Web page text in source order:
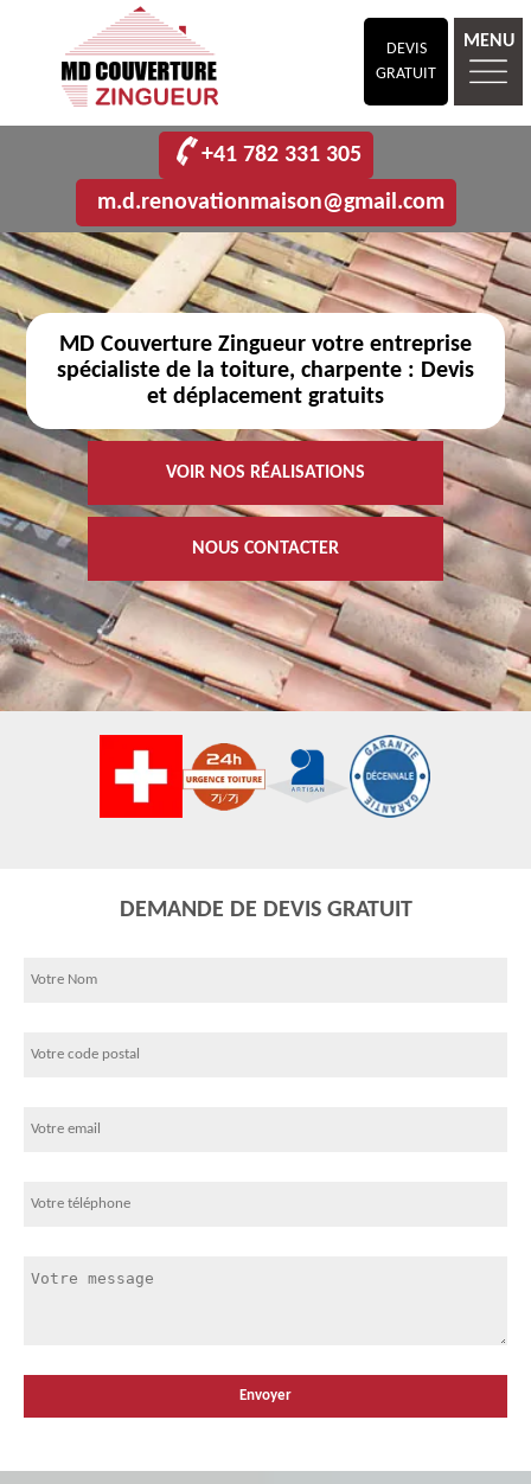
DEVIS
GRATUIT
MENU
+41 782 331 305
m.d.renovationmaison@gmail.com
MD Couverture Zingueur votre entreprise
spécialiste de la toiture, charpente : Devis
et déplacement gratuits
VOIR NOS RÉALISATIONS
NOUS CONTACTER
DEMANDE DE DEVIS GRATUIT